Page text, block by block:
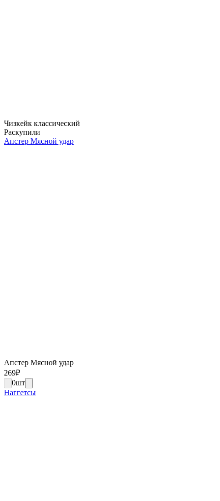
Чизкейк классический
Раскупили
Апстер Мясной удар
Апстер Мясной удар
269₽
0шт
Наггетсы